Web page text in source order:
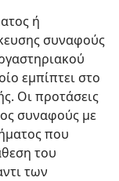
ή
συναφούς
εμπίπτει στο
Οι προτάσεις
συναφούς με
που
του
των